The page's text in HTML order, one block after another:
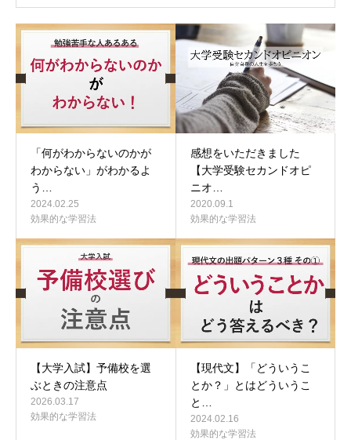
「何がわからないのかが
わからない」がわかるよ
う…
2024.02.25
効果的な学習法
感想をいただきました
【大学受験セカンドオピ
ニオ…
2020.09.1
効果的な学習法
【大学入試】予備校を選
ぶときの注意点
2026.03.17
効果的な学習法
【現代文】「どういうこ
とか？」とはどういうこ
と…
2024.02.16
効果的な学習法